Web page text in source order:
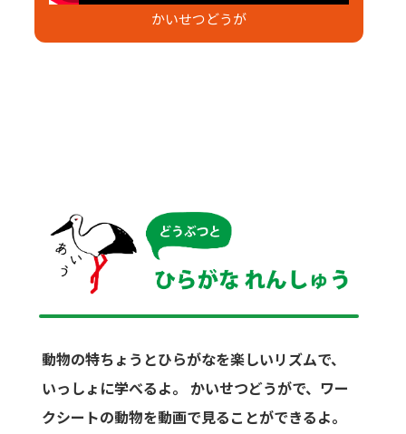
かいせつどうが
動物の特ちょうとひらがなを楽しいリズムで、
いっしょに学べるよ。
かいせつどうがで、ワー
クシートの動物を動画で見ることができるよ。